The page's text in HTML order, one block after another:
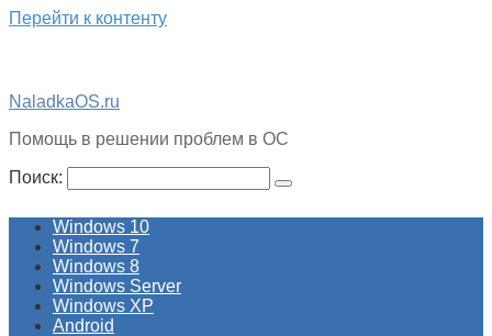
Перейти к контенту
NaladkaOS.ru
Помощь в решении проблем в ОС
Поиск:
Windows 10
Windows 7
Windows 8
Windows Server
Windows XP
Android